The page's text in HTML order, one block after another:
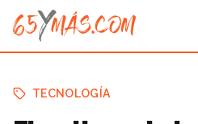
TECNOLOGÍA